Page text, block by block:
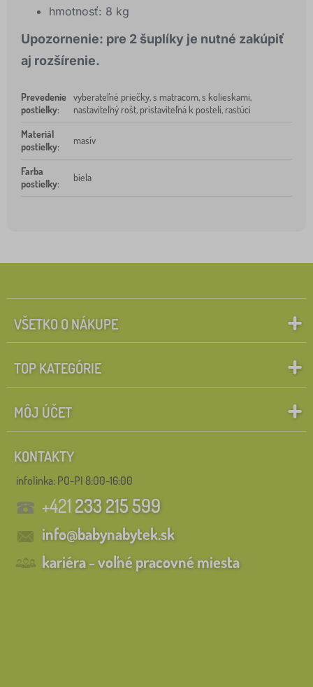
hmotnosť: 8 kg
Upozornenie: pre 2 šuplíky je nutné zakúpiť
aj rozšírenie.
Prevedenie
postieľky:
vyberateľné priečky, s matracom, s kolieskami,
nastaviteľný rošt, pristaviteľná k posteli, rastúci
Materiál
postieľky:
masív
Farba
postieľky:
biela
VŠETKO O NÁKUPE
TOP KATEGÓRIE
MÔJ ÚČET
KONTAKTY
infolinka: PO-PI 8:00-16:00
+421233 215 599
info@babynabytek.sk
kariéra - voľné pracovné miesta